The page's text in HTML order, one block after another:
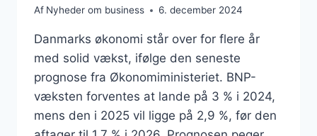
Af Nyheder om business 6. december 2024
Danmarks økonomi står over for flere år
med solid vækst, ifølge den seneste
prognose fra Økonomiministeriet. BNP-
væksten forventes at lande på 3 % i 2024,
mens den i 2025 vil ligge på 2,9 %, før den